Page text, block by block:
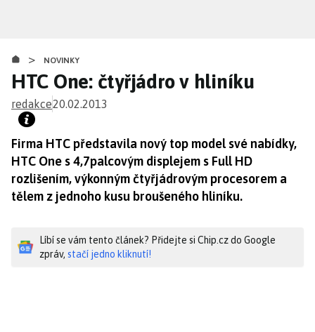
obsahu
> NOVINKY
HTC One: čtyřjádro v hliníku
redakce20.02.2013
Firma HTC představila nový top model své nabídky,
HTC One s 4,7palcovým displejem s Full HD
rozlišením, výkonným čtyřjádrovým procesorem a
tělem z jednoho kusu broušeného hliníku.
Líbí se vám tento článek? Přidejte si Chip.cz do Google
zpráv, stačí jedno kliknutí!